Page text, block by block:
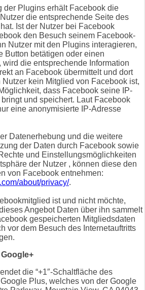
der Plugins erhält Facebook die
die entsprechende Seite des
Ist der Nutzer bei Facebook
den Besuch seinem Facebook-
Nutzer mit den Plugins interagieren,
Button betätigen oder einen
wird die entsprechende Information
an Facebook übermittelt und dort
kein Mitglied von Facebook ist,
dass Facebook seine IP-
und speichert. Laut Facebook
eine anonymisierte IP-Adresse
Datenerhebung und die weitere
der Daten durch Facebook sowie
und Einstellungsmöglichkeiten
der Nutzer , können diese den
von Facebook entnehmen:
about/privacy/.
ist und nicht möchte,
Angebot Daten über ihn sammelt
gespeicherten Mitgliedsdaten
vor dem Besuch des Internetauftritts
die “+1″-Schaltfläche des
Plus, welches von der Google